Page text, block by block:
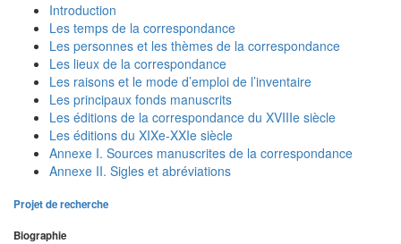
Introduction
Les temps de la correspondance
Les personnes et les thèmes de la correspondance
Les lieux de la correspondance
Les raisons et le mode d’emploi de l’inventaire
Les principaux fonds manuscrits
Les éditions de la correspondance du XVIIIe siècle
Les éditions du XIXe-XXIe siècle
Annexe I. Sources manuscrites de la correspondance
Annexe II. Sigles et abréviations
Projet de recherche
Biographie